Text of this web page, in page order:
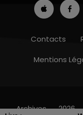
10h00 -
Contacts
Mentions
Archives 2026